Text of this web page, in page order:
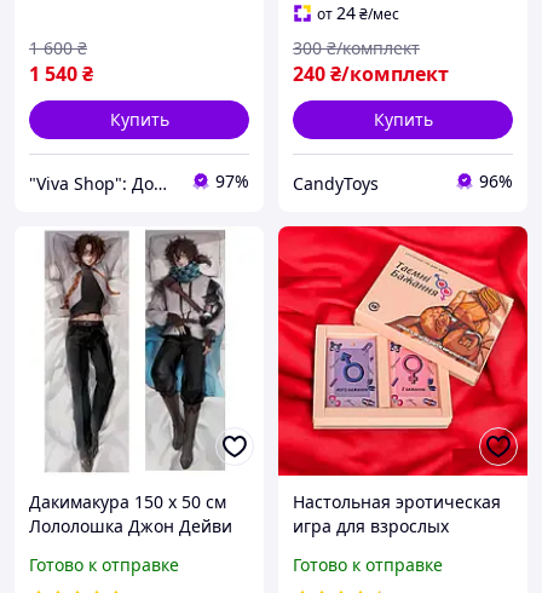
1 540₴
1 600 ₴
Купить
"Viva Shop": Домашний уют начинается здесь! 97%
от24₴/мес
240₴/комплект
300 ₴/комплект
Купить
CandyToys 96%
Дакимакура 150 х 50 см
Лололошка Джон Дейви
наволочкой двусторонняя
Готово к отправке
Настольная эротическая
игра для взрослых
Готово к отправке